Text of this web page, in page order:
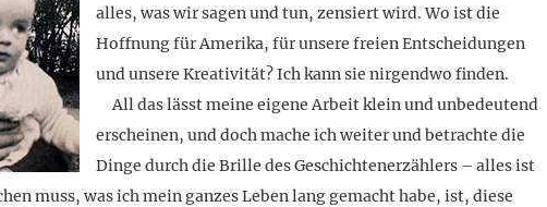
alles, was wir sagen und tun, zensiert wird. Wo ist die
Hoffnung für Amerika, für unsere freien Entscheidungen
und unsere Kreativität? Ich kann sie nirgendwo finden.
All das lässt meine eigene Arbeit klein und unbedeutend
erscheinen, und doch mache ich weiter und betrachte die
Dinge durch die Brille des Geschichtenerzählers – alles ist
muss, was ich mein ganzes Leben lang gemacht habe, ist, diese